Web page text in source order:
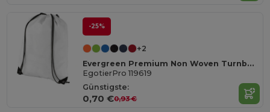
-25%
+2
Evergreen Premium Non Woven Turnbeutel 5L
EgotierPro 119619
Günstigste:
0,70 €0,93 €